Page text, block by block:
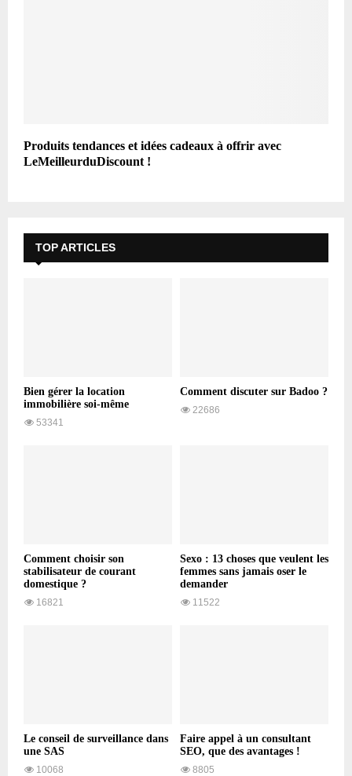
Produits tendances et idées cadeaux à offrir avec
LeMeilleurduDiscount !
TOP ARTICLES
Bien gérer la location
immobilière soi-même
53341
Comment discuter sur Badoo ?
22686
Comment choisir son
stabilisateur de courant
domestique ?
16821
Sexo : 13 choses que veulent les
femmes sans jamais oser le
demander
11522
Le conseil de surveillance dans
une SAS
10068
Faire appel à un consultant
SEO, que des avantages !
8805